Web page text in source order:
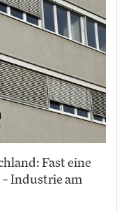
Fast eine
Industrie am